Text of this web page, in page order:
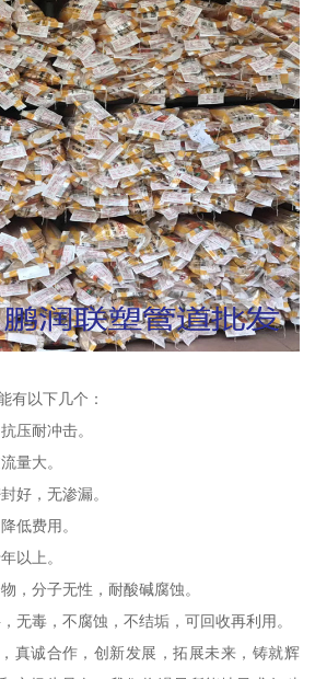
有以下几个：
抗压耐冲击。
流量大。
封好，无渗漏。
低费用。
以上。
，分子无性，耐酸碱腐蚀。
无毒，不腐蚀，不结垢，可回收再利用。
真诚合作，创新发展，拓展未来，铸就辉